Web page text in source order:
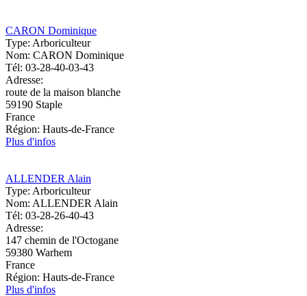
CARON Dominique
Type: Arboriculteur
Nom: CARON Dominique
Tél: 03-28-40-03-43
Adresse:
route de la maison blanche
59190 Staple
France
Région: Hauts-de-France
Plus d'infos
ALLENDER Alain
Type: Arboriculteur
Nom: ALLENDER Alain
Tél: 03-28-26-40-43
Adresse:
147 chemin de l'Octogane
59380 Warhem
France
Région: Hauts-de-France
Plus d'infos